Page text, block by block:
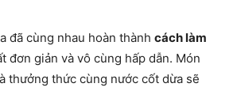
đã cùng nhau hoàn thành cách làm
đơn giản và vô cùng hấp dẫn. Món
thưởng thức cùng nước cốt dừa sẽ